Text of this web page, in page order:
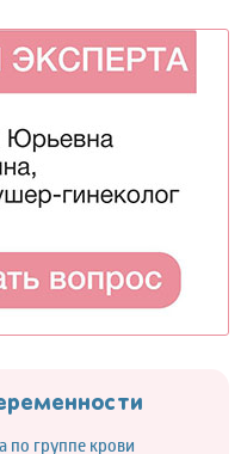
по группе крови